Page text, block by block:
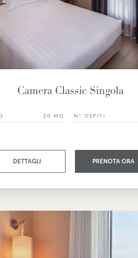
Camera Classic Singola
20 MQ N° OSPITI
DETTAGLI PRENOTA ORA